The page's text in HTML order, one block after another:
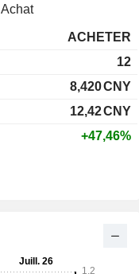
Achat
ACHETER
12
8,420CNY
12,42CNY
+47,46%